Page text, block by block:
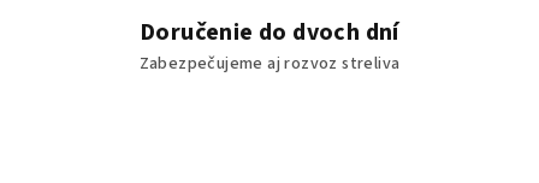
Doručenie do dvoch dní
Zabezpečujeme aj rozvoz streliva